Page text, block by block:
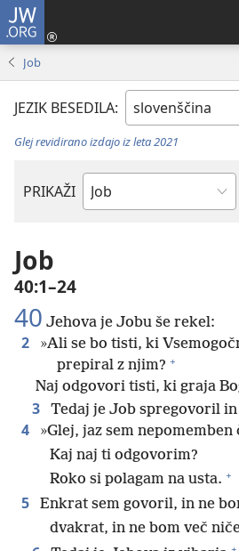
JW.ORG
Job
JEZIK BESEDILA:
Glej revidirano izdajo iz leta 2021
PRIKAŽI
Po
Job
40:1–24
40 Jehova je Jobu še rekel:
2
»Ali se bo tisti, ki
prepiral z njim? +
Naj odgovori tisti, ki graja
3 Tedaj je Job spregovoril
4 »Glej, jaz sem nepomemben
Kaj naj ti odgovorim?
Roko si polagam na usta. +
5
Enkrat sem govoril, in ne
dvakrat, in ne bom več